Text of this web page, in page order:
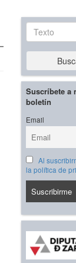
Texto
Suscríbete a
boletín
Email
Al
la política de